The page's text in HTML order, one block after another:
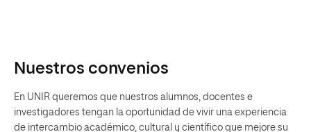
Nuestros convenios
En UNIR queremos que nuestros alumnos, docentes e
investigadores tengan la oportunidad de vivir una experiencia
de intercambio académico, cultural y científico que mejore su